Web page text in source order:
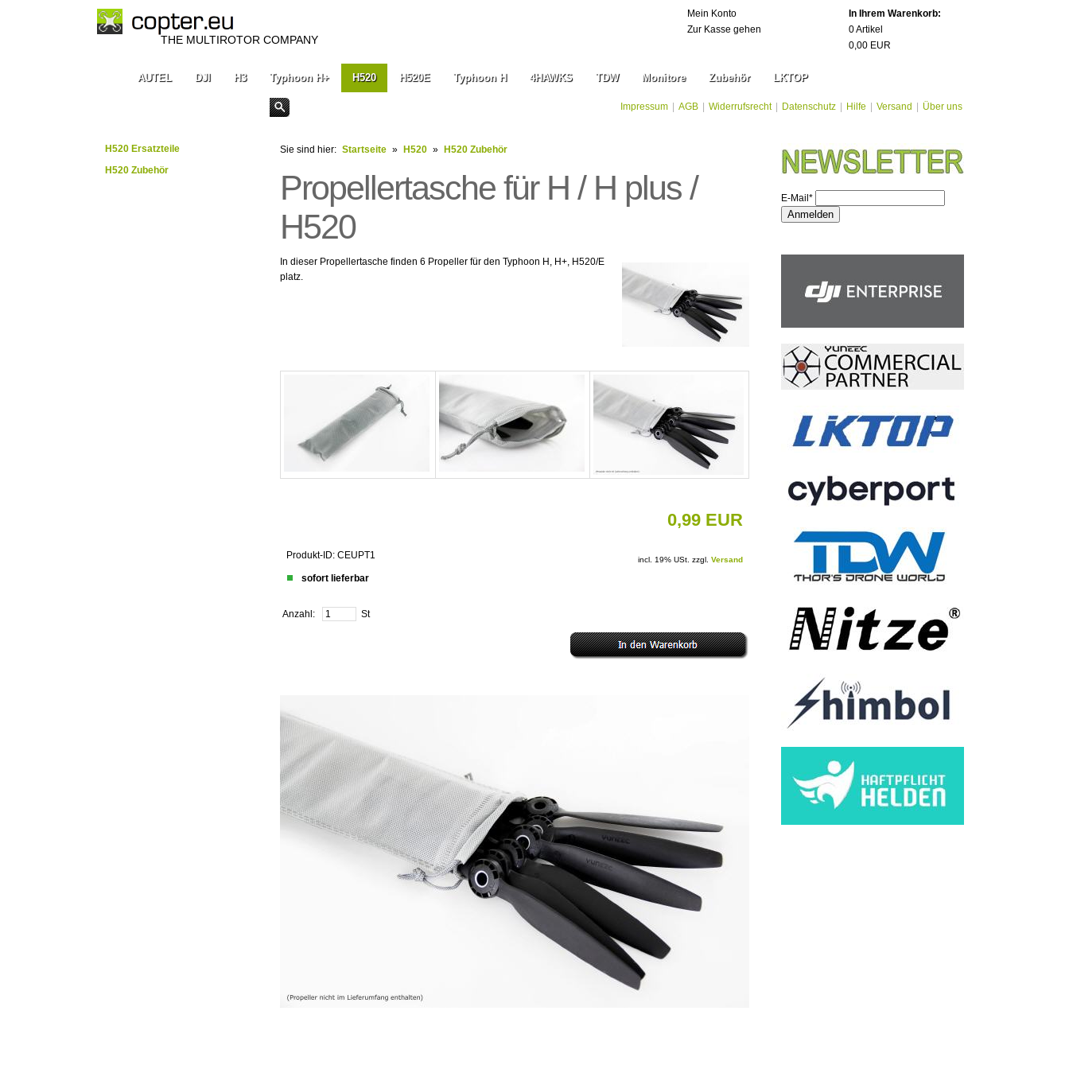
THE MULTIROTOR COMPANY
Mein Konto
Zur Kasse gehen
In Ihrem Warenkorb:
0Artikel
0,00 EUR
AUTEL DJI H3 Typhoon H+ H520 H520E Typhoon H 4HAWKS TDW Monitore Zubehör LKTOP
Impressum AGB Widerrufsrecht Datenschutz Hilfe Versand Über uns
H520 Ersatzteile
H520 Zubehör
Sie sind hier: Startseite » H520 » H520 Zubehör
Propellertasche für H / H plus /
H520
In dieser Propellertasche finden 6 Propeller für den Typhoon H, H+, H520/E
platz.
0,99 EUR
Produkt-ID: CEUPT1 incl. 19% USt. zzgl. Versand
sofort lieferbar
Anzahl: St
E-Mail*
Anmelden